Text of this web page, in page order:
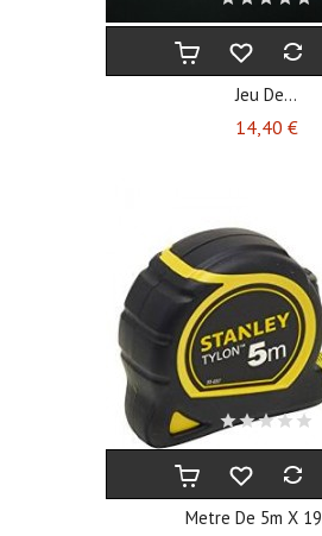
Jeu De...
14,40 €Prix
Metre De 5m X